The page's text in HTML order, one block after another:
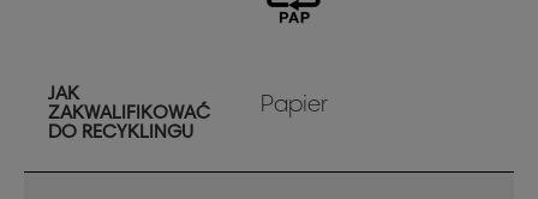
JAK
ZAKWALIFIKOWAĆ
DO RECYKLINGU
Papier